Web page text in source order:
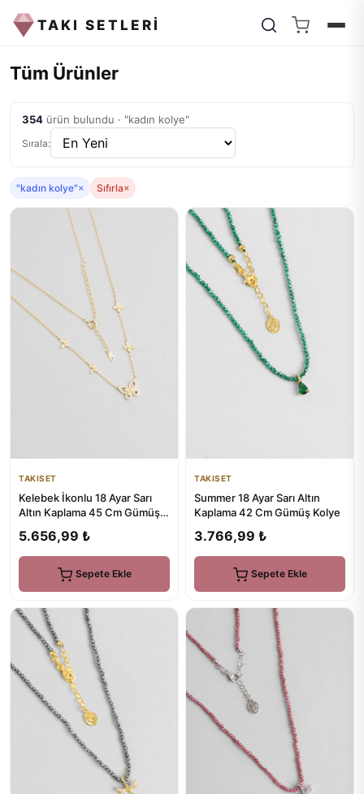
TAKI SETLERİ
Tüm Ürünler
354 ürün bulundu · "kadın kolye"
Sırala:
"kadın kolye"× Sıfırla×
TAKISET
Kelebek İkonlu 18 Ayar Sarı
Altın Kaplama 45 Cm Gümüş
5.656,99 ₺
Sepete Ekle
TAKISET
Summer 18 Ayar Sarı Altın
Kaplama 42 Cm Gümüş Kolye
3.766,99 ₺
Sepete Ekle